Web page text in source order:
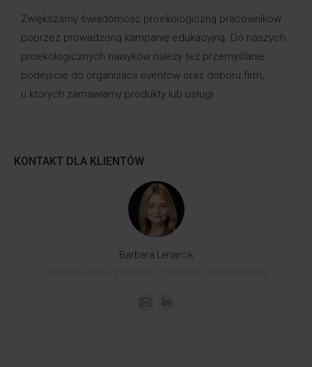
Zwiększamy świadomość proekologiczną pracowników
poprzez prowadzoną kampanię edukacyjną. Do naszych
proekologicznych nawyków należy też przemyślanie
podejście do organizacji eventów oraz doboru firm,
u których zamawiamy produkty lub usługi.
KONTAKT DLA KLIENTÓW
Barbara Lenarcik